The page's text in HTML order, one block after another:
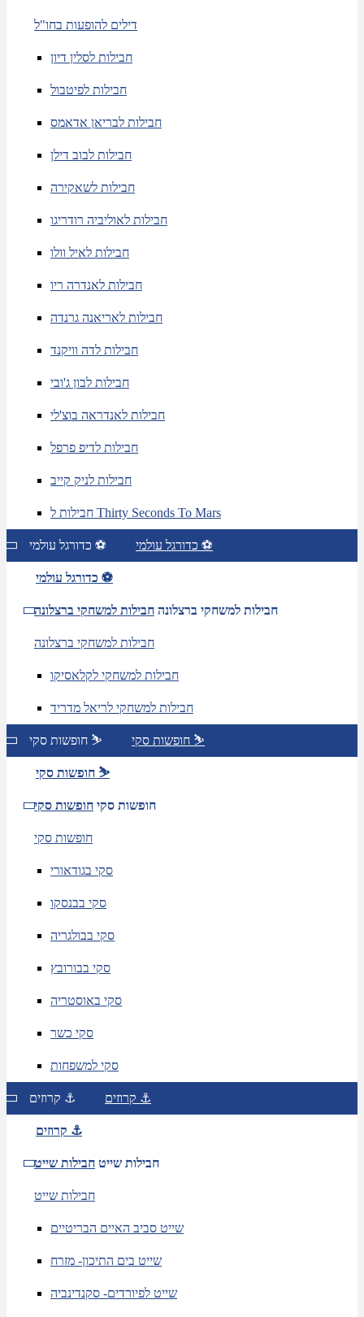
דילים להופעות בחו"ל
חבילות לסלין דיון
חבילות לפיטבול
חבילות לבריאן אדאמס
חבילות לבוב דילן
חבילות לשאקירה
חבילות לאוליביה רודריגו
חבילות לאיל וולו
חבילות לאנדרה ריו
חבילות לאריאנה גרנדה
חבילות לדה וויקנד
חבילות לבון ג'ובי
חבילות לאנדראה בוצ'לי
חבילות לדיפ פרפל
חבילות לניק קייב
חבילות ל Thirty Seconds To Mars
כדורגל עולמי ⚽ כדורגל עולמי ⚽
כדורגל עולמי ⚽
חבילות למשחקי ברצלונה חבילות למשחקי ברצלונה
חבילות למשחקי ברצלונה
חבילות למשחקי לקלאסיקו
חבילות למשחקי לריאל מדריד
חופשות סקי ⛷️ חופשות סקי ⛷️
חופשות סקי ⛷️
חופשות סקי חופשות סקי
חופשות סקי
סקי בגודאורי
סקי בבנסקו
סקי בבולגריה
סקי בבורובץ
סקי באוסטריה
סקי כשר
סקי למשפחות
קרוזים ⚓ קרוזים ⚓
קרוזים ⚓
חבילות שייט חבילות שייט
חבילות שייט
שייט סביב האיים הבריטיים
שייט בים התיכון- מזרח
שייט לפיורדים- סקנדינביה